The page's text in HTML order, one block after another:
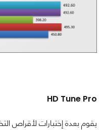
HD Tune Pro
يقوم بعدة إختبارات لأقراص